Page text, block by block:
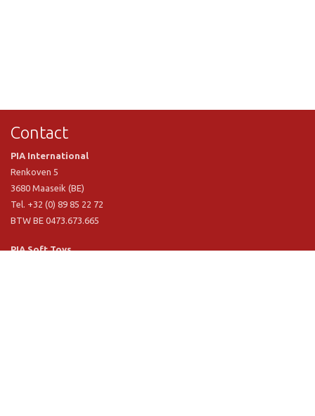
Contact
PIA International
Renkoven 5
3680 Maaseik (BE)
Tel. +32 (0) 89 85 22 72
BTW BE 0473.673.665
PIA Soft Toys